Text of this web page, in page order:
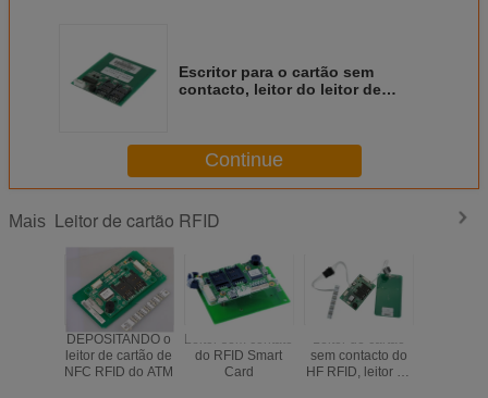
Escritor para o cartão sem
contacto, leitor do leitor de
Continue
Mais Leitor de cartão RFID
DEPOSITANDO o
leitor de cartão de
NFC RFID do ATM
Leitor sem contato
do RFID Smart
Card
sem contacto do
HF RFID, leitor de